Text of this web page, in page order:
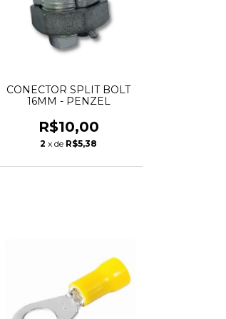
CONECTOR SPLIT BOLT
16MM - PENZEL
R$10,00
2 x de R$5,38